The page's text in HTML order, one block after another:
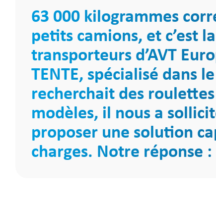
63 000 kilogrammes
petits camions, et c’est
transporteurs d’AVT
TENTE, spécialisé dans
recherchait des
modèles, il nous a
proposer une solution
charges. Notre réponse